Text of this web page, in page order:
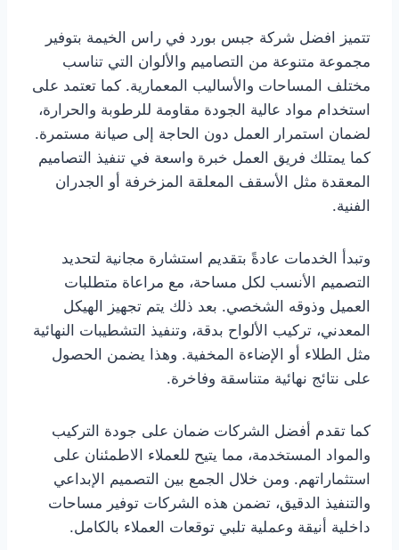
تتميز افضل شركة جبس بورد في راس الخيمة بتوفير
مجموعة متنوعة من التصاميم والألوان التي تناسب
مختلف المساحات والأساليب المعمارية. كما تعتمد على
استخدام مواد عالية الجودة مقاومة للرطوبة والحرارة،
لضمان استمرار العمل دون الحاجة إلى صيانة مستمرة.
كما يمتلك فريق العمل خبرة واسعة في تنفيذ التصاميم
المعقدة مثل الأسقف المعلقة المزخرفة أو الجدران
الفنية.
وتبدأ الخدمات عادةً بتقديم استشارة مجانية لتحديد
التصميم الأنسب لكل مساحة، مع مراعاة متطلبات
العميل وذوقه الشخصي. بعد ذلك يتم تجهيز الهيكل
المعدني، تركيب الألواح بدقة، وتنفيذ التشطيبات النهائية
مثل الطلاء أو الإضاءة المخفية. وهذا يضمن الحصول
على نتائج نهائية متناسقة وفاخرة.
كما تقدم أفضل الشركات ضمان على جودة التركيب
والمواد المستخدمة، مما يتيح للعملاء الاطمئنان على
استثماراتهم. ومن خلال الجمع بين التصميم الإبداعي
والتنفيذ الدقيق، تضمن هذه الشركات توفير مساحات
داخلية أنيقة وعملية تلبي توقعات العملاء بالكامل.